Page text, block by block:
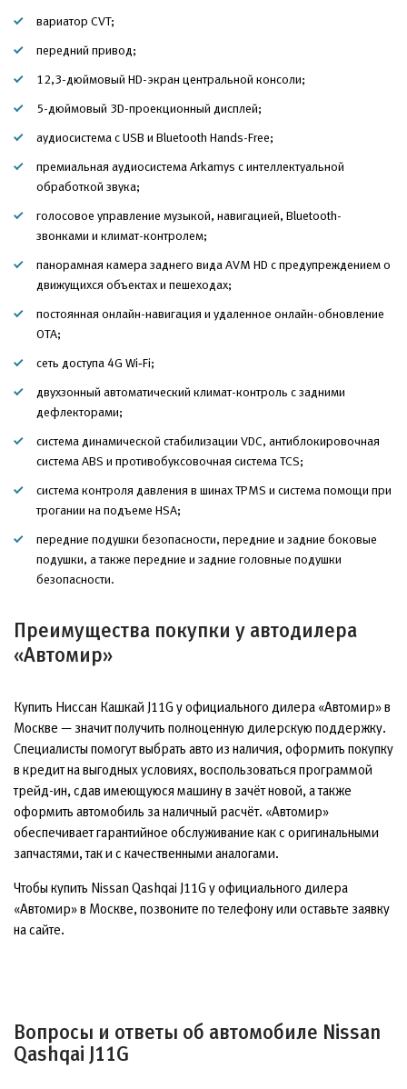
вариатор CVT;
передний привод;
12,3-дюймовый HD-экран центральной консоли;
5-дюймовый 3D-проекционный дисплей;
аудиосистема с USB и Bluetooth Hands-Free;
премиальная аудиосистема Arkamys с интеллектуальной
обработкой звука;
голосовое управление музыкой, навигацией, Bluetooth-
звонками и климат-контролем;
панорамная камера заднего вида AVM HD с предупреждением о
движущихся объектах и пешеходах;
постоянная онлайн-навигация и удаленное онлайн-обновление
OTA;
сеть доступа 4G Wi‑Fi;
двухзонный автоматический климат-контроль с задними
дефлекторами;
система динамической стабилизации VDC, антиблокировочная
система ABS и противобуксовочная система TCS;
система контроля давления в шинах TPMS и система помощи при
трогании на подъеме HSA;
передние подушки безопасности, передние и задние боковые
подушки, а также передние и задние головные подушки
безопасности.
Преимущества покупки у автодилера
«Автомир»
Купить Ниссан Кашкай J11G у официального дилера «Автомир» в
Москве — значит получить полноценную дилерскую поддержку.
Специалисты помогут выбрать авто из наличия, оформить покупку
в кредит на выгодных условиях, воспользоваться программой
трейд-ин, сдав имеющуюся машину в зачёт новой, а также
оформить автомобиль за наличный расчёт. «Автомир»
обеспечивает гарантийное обслуживание как с оригинальными
запчастями, так и с качественными аналогами.
Чтобы купить Nissan Qashqai J11G у официального дилера
«Автомир» в Москве, позвоните по телефону или оставьте заявку
на сайте.
Вопросы и ответы об автомобиле Nissan
Qashqai J11G